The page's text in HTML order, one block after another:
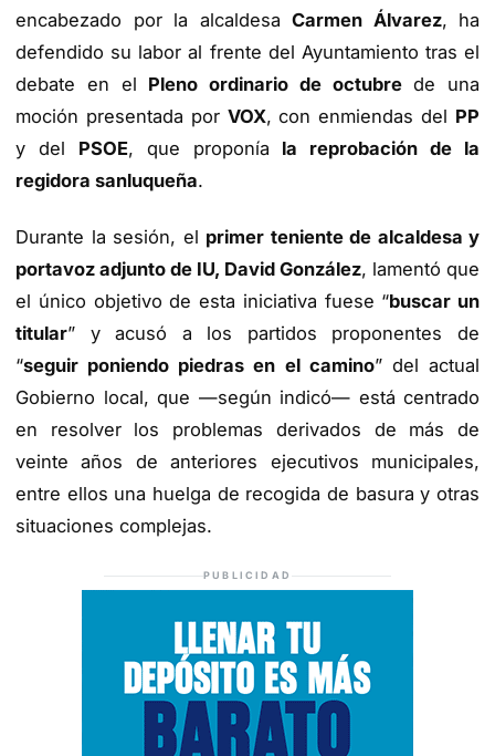
encabezado por la alcaldesa Carmen Álvarez, ha
defendido su labor al frente del Ayuntamiento tras el
debate en el Pleno ordinario de octubrede una
moción presentada por VOX, con enmiendas del PP
y del PSOE, que proponía la reprobación de la
regidora sanluqueña.
Durante la sesión, el primer teniente de alcaldesa y
portavoz adjunto de IU, David González, lamentó que
el único objetivo de esta iniciativa fuese “buscar un
titular” y acusó a los partidos proponentes de
“seguir poniendo piedras en el camino” del actual
Gobierno local, que —según indicó— está centrado
en resolver los problemas derivados de más de
veinte años de anteriores ejecutivos municipales,
entre ellos una huelga de recogida de basura y otras
situaciones complejas.
PUBLICIDAD